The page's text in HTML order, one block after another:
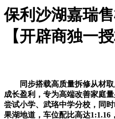
保利沙湖嘉瑞
【开辟商独一
同步搭载高质量拆修从材取
成长盈利，专为高端改善家庭
尝试小学、武珞中学分校，同
果湖地道，车位配比高达